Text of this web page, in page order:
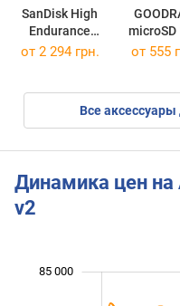
SanDisk High
Endurance
microSD U3
microSD
Mb/s
от 2 294 грн. от 555
Все аксессуары
Динамика цен на
v2
85 000